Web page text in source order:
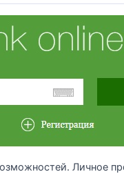
Личное